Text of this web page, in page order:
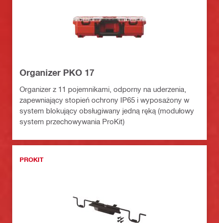
Organizer PKO 17
Organizer z 11 pojemnikami, odporny na uderzenia,
zapewniający stopień ochrony IP65 i wyposażony w
system blokujący obsługiwany jedną ręką (modułowy
system przechowywania ProKit)
PROKIT